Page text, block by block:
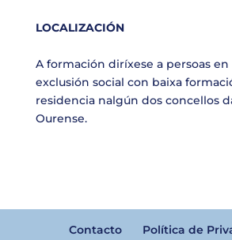
LOCALIZACIÓN
A formación diríxese a persoas en
exclusión social con baixa
residencia nalgún dos concellos
Ourense.
Contacto Política de